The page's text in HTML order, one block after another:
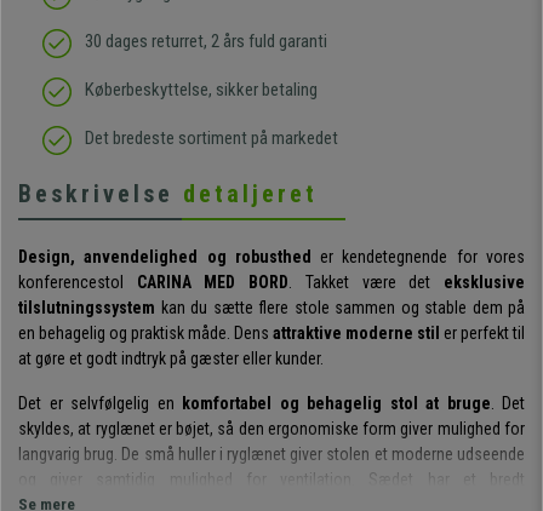
30 dages returret, 2 års fuld garanti
Køberbeskyttelse, sikker betaling
Det bredeste sortiment på markedet
Beskrivelse detaljeret
Design, anvendelighed og robusthed
er kendetegnende for vores
konferencestol CARINA MED BORD . Takket være det eksklusive
tilslutningssystem kan du sætte flere stole sammen og stable dem på
en behagelig og praktisk måde. Dens attraktive moderne stil er perfekt til
at gøre et godt indtryk på gæster eller kunder.
Det er selvfølgelig en komfortabel og behagelig stol at bruge . Det
skyldes, at ryglænet er bøjet, så den ergonomiske form giver mulighed for
langvarig brug. De små huller i ryglænet giver stolen et moderne udseende
og giver samtidig mulighed for ventilation. Sædet har et bredt
overfladeareal, som gør det
Se mere